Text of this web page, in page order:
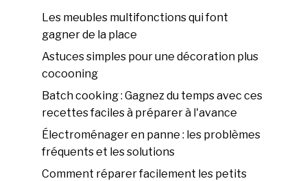
Les meubles multifonctions qui font
gagner de la place
Astuces simples pour une décoration plus
cocooning
Batch cooking : Gagnez du temps avec ces
recettes faciles à préparer à l'avance
Électroménager en panne : les problèmes
fréquents et les solutions
Comment réparer facilement les petits